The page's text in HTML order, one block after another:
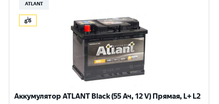
ATLANT
Аккумулятор ATLANT Black (55 Ач, 12 V) Прямая, L+ L2